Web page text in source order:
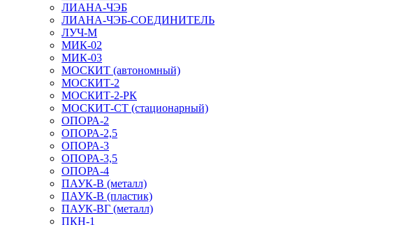
ЛИАНА-ЧЭБ
ЛИАНА-ЧЭБ-СОЕДИНИТЕЛЬ
ЛУЧ-М
МИК-02
МИК-03
МОСКИТ (автономный)
МОСКИТ-2
МОСКИТ-2-РК
МОСКИТ-СТ (стационарный)
ОПОРА-2
ОПОРА-2,5
ОПОРА-3
ОПОРА-3,5
ОПОРА-4
ПАУК-В (металл)
ПАУК-В (пластик)
ПАУК-ВГ (металл)
ПКН-1